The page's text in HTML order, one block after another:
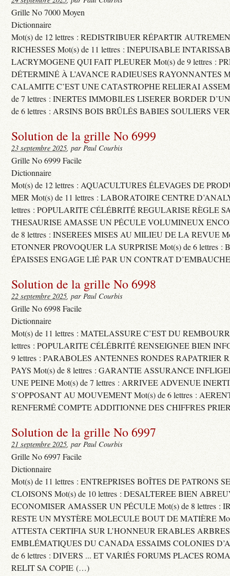
Grille No 7000 Moyen
Dictionnaire
Mot(s) de 12 lettres : REDISTRIBUER RÉPARTIR
RICHESSES Mot(s) de 11 lettres : INEPUISABLE
LACRYMOGENE QUI FAIT PLEURER Mot(s) de 9 lettres :
DÉTERMINÉ À L’AVANCE RADIEUSES RAYONNANTES
CALAMITE C’EST UNE CATASTROPHE RELIERAI
de 7 lettres : INERTES IMMOBILES LISERER BORDER
de 6 lettres : ARSINS BOIS BRÛLÉS BABIES SOULIERS
Solution de la grille No 6999
23 septembre 2025, par Paul Courbis
Grille No 6999 Facile
Dictionnaire
Mot(s) de 12 lettres : AQUACULTURES ÉLEVAGES DE
MER Mot(s) de 11 lettres : LABORATOIRE CENTRE
lettres : POPULARITE CÉLÉBRITÉ REGULARISE RÈGLE
THESAURISE AMASSE UN PÉCULE VOLUMINEUX
de 8 lettres : INSEREES MISES AU MILIEU DE LA REVUE
ETONNER PROVOQUER LA SURPRISE Mot(s) de 6 lettres :
ÉPAISSES ENGAGE LIÉ PAR UN CONTRAT
Solution de la grille No 6998
22 septembre 2025, par Paul Courbis
Grille No 6998 Facile
Dictionnaire
Mot(s) de 11 lettres : MATELASSURE C’EST DU
lettres : POPULARITE CÉLÉBRITÉ RENSEIGNEE BIEN
9 lettres : PARABOLES ANTENNES RONDES RAPATRIER
PAYS Mot(s) de 8 lettres : GARANTIE ASSURANCE
UNE PEINE Mot(s) de 7 lettres : ARRIVEE ADVENUE
S’OPPOSANT AU MOUVEMENT Mot(s) de 6 lettres :
RENFERMÉ COMPTE ADDITIONNE DES CHIFFRES
Solution de la grille No 6997
21 septembre 2025, par Paul Courbis
Grille No 6997 Facile
Dictionnaire
Mot(s) de 11 lettres : ENTREPRISES BOÎTES DE PATRONS
CLOISONS Mot(s) de 10 lettres : DESALTEREE BIEN
ECONOMISER AMASSER UN PÉCULE Mot(s) de 8 lettres :
RESTE UN MYSTÈRE MOLECULE BOUT DE MATIÈRE
ATTESTA CERTIFIA SUR L’HONNEUR ERABLES ARBRES
EMBLÉMATIQUES DU CANADA ESSAIMS COLONIES
de 6 lettres : DIVERS ... ET VARIÉS FORUMS PLACES
RELIT SA COPIE (…)